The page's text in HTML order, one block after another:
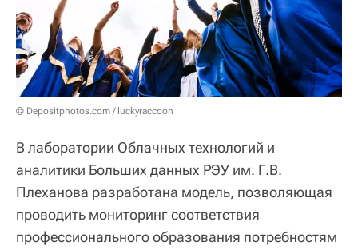
© Depositphotos.com / luckyraccoon
В лаборатории Облачных технологий и
аналитики Больших данных РЭУ им. Г.В.
Плеханова разработана модель, позволяющая
проводить мониторинг соответствия
профессионального образования потребностям